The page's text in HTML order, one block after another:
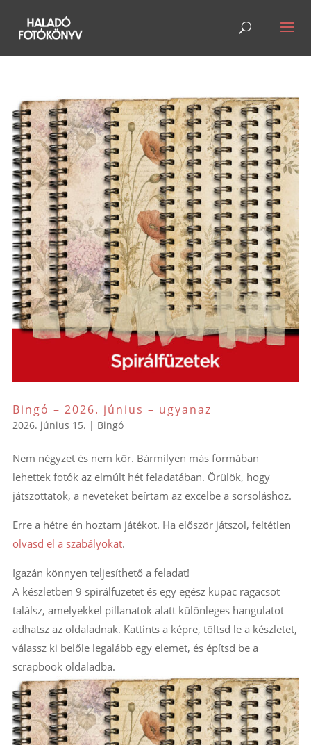
Bingó – 2026. június – ugyanaz
2026. június 15. | Bingó
Nem négyzet és nem kör. Bármilyen más formában
lehettek fotók az elmúlt hét feladatában. Örülök, hogy
játszottatok, a neveteket beírtam az excelbe a sorsoláshoz.
Erre a hétre én hoztam játékot. Ha először játszol, feltétlen
olvasd el a szabályokat.
Igazán könnyen teljesíthető a feladat!
A készletben 9 spirálfüzetet és egy egész kupac ragacsot
találsz, amelyekkel pillanatok alatt különleges hangulatot
adhatsz az oldaladnak. Kattints a képre, töltsd le a készletet,
válassz ki belőle legalább egy elemet, és építsd be a
scrapbook oldaladba.